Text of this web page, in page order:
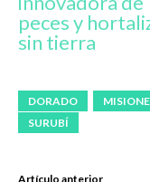
peces y
sin tierra
DORADO
SURUBÍ
Artículo anterior